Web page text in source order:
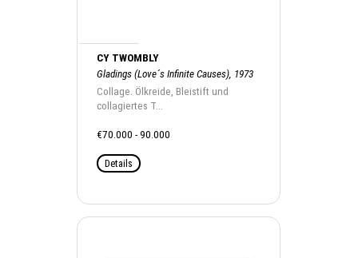
CY TWOMBLY
Gladings (Love´s Infinite Causes), 1973
Collage. Ölkreide, Bleistift und
collagiertes T...
€70.000 - 90.000
Details